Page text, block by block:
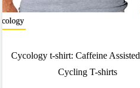
Cycology t-shirt: Caffeine Assisted
Cycling T-shirts